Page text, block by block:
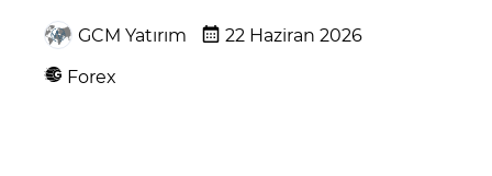
GCM Yatırım
22 Haziran 2026
Forex